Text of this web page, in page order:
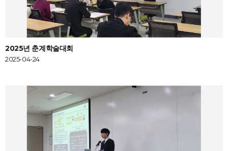
2025년 춘계학술대회
2025-04-24